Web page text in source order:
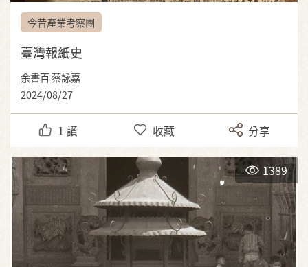
今昔產業考察團
臺灣報紙史
余書百 蔡詠嘉
2024/08/27
1 讚 收藏 分享
1389